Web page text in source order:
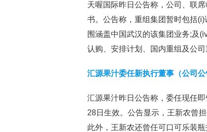
天喔国际昨日公告称，公司、联
书。公告称，重组集团暂时包括
围涵盖中国武汉的该集团业务;及
认购、安排计划、国内重组及公
汇源果汁委任新执行董事（公司公
汇源果汁昨日公告称，委任现任
28日生效。公告显示，王新农曾
此外，王新农还曾任可口可乐装